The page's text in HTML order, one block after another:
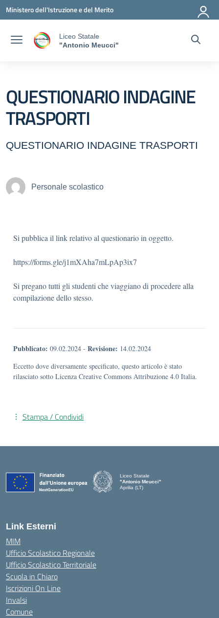
Vai ai contenuti
Vai al menu di navigazione
Vai al footer
Ministero dell'Istruzione e del Merito
Liceo Statale
"Antonio Meucci"
QUESTIONARIO INDAGINE
TRASPORTI
QUESTIONARIO INDAGINE TRASPORTI
Personale scolastico
Si pubblica il link relativo al questionario in oggetto.
https://forms.gle/j1mXAha7mLpAp3ix7
Si pregano tutti gli studenti che viaggiano di procedere alla
compilazione dello stesso.
Pubblicato: 09.02.2024 - Revisione: 14.02.2024
Eccetto dove diversamente specificato, questo articolo è stato
rilasciato sotto Licenza Creative Commons Attribuzione 4.0 Italia.
Stampa / Condividi
Liceo Statale
"Antonio Meucci"
Aprilia (LT)
Link Esterni
MIM
Ufficio Scolastico Regionale
Ufficio Scolastico Territoriale
Scuola in Chiaro
Iscrizioni On Line
Invalsi
Comune